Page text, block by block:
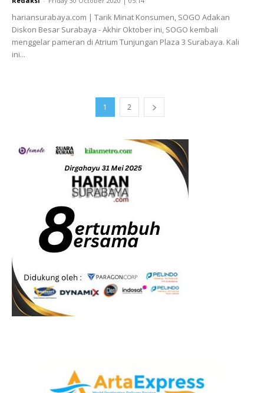
hariansurabaya.com | Tarik Minat Konsumen, SOGO Adakan
Diskon Besar Surabaya - Akhir Oktober ini, SOGO kembali
menggelar pameran di Atrium Tunjungan Plaza 3 Surabaya. Kali
ini...
1 2